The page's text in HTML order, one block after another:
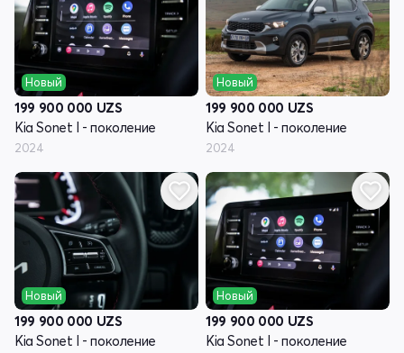
Новый
199 900 000 UZS
Kia Sonet I - поколение
2024
Новый
199 900 000 UZS
Kia Sonet I - поколение
2024
Новый
199 900 000 UZS
Kia Sonet I - поколение
Новый
199 900 000 UZS
Kia Sonet I - поколение